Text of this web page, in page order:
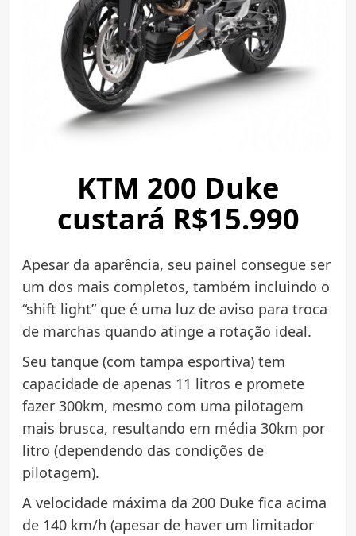
KTM 200 Duke
custará R$15.990
Apesar da aparência, seu painel consegue ser
um dos mais completos, também incluindo o
“shift light” que é uma luz de aviso para troca
de marchas quando atinge a rotação ideal.
Seu tanque (com tampa esportiva) tem
capacidade de apenas 11 litros e promete
fazer 300km, mesmo com uma pilotagem
mais brusca, resultando em média 30km por
litro (dependendo das condições de
pilotagem).
A velocidade máxima da 200 Duke fica acima
de 140 km/h (apesar de haver um limitador